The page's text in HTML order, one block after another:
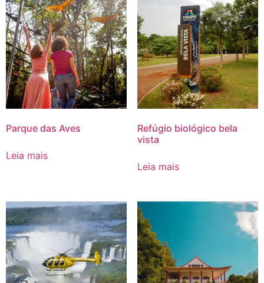
Parque das Aves
Leia mais
Refúgio biológico bela
vista
Leia mais